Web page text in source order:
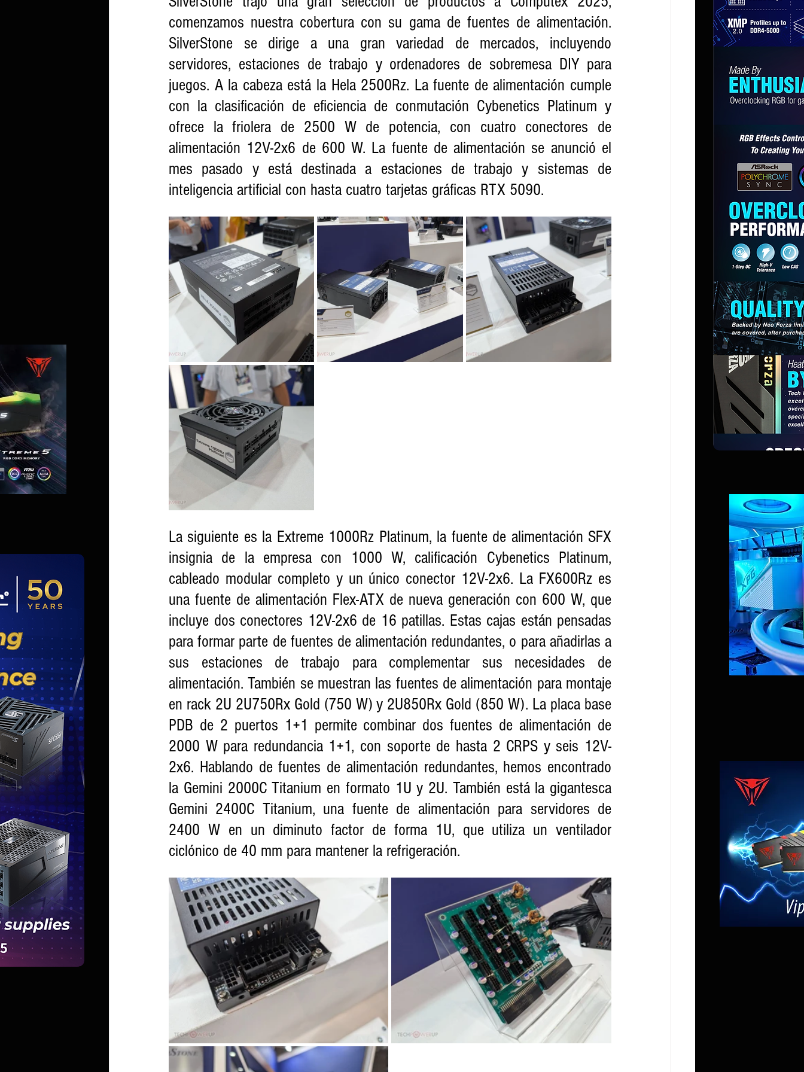
comenzamos nuestra cobertura con su gama de fuentes de alimentación.
SilverStone se dirige a una gran variedad de mercados, incluyendo
servidores, estaciones de trabajo y ordenadores de sobremesa DIY para
juegos. A la cabeza está la Hela 2500Rz. La fuente de alimentación cumple
con la clasificación de eficiencia de conmutación Cybenetics Platinum y
ofrece la friolera de 2500 W de potencia, con cuatro conectores de
alimentación 12V-2x6 de 600 W. La fuente de alimentación se anunció el
mes pasado y está destinada a estaciones de trabajo y sistemas de
inteligencia artificial con hasta cuatro tarjetas gráficas RTX 5090.
La siguiente es la Extreme 1000Rz Platinum, la fuente de alimentación SFX
insignia de la empresa con 1000 W, calificación Cybenetics Platinum,
cableado modular completo y un único conector 12V-2x6. La FX600Rz es
una fuente de alimentación Flex-ATX de nueva generación con 600 W, que
incluye dos conectores 12V-2x6 de 16 patillas. Estas cajas están pensadas
para formar parte de fuentes de alimentación redundantes, o para añadirlas a
sus estaciones de trabajo para complementar sus necesidades de
alimentación. También se muestran las fuentes de alimentación para montaje
en rack 2U 2U750Rx Gold (750 W) y 2U850Rx Gold (850 W). La placa base
PDB de 2 puertos 1+1 permite combinar dos fuentes de alimentación de
2000 W para redundancia 1+1, con soporte de hasta 2 CRPS y seis 12V-
2x6. Hablando de fuentes de alimentación redundantes, hemos encontrado
la Gemini 2000C Titanium en formato 1U y 2U. También está la gigantesca
Gemini 2400C Titanium, una fuente de alimentación para servidores de
2400 W en un diminuto factor de forma 1U, que utiliza un ventilador
ciclónico de 40 mm para mantener la refrigeración.